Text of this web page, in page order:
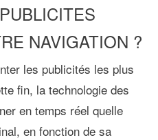
NAVIGATION ?
les publicités les plus
fin, la technologie des
en temps réel quelle
en fonction de sa